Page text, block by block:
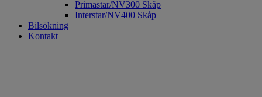
Primastar/NV300 Skåp
Interstar/NV400 Skåp
Bilsökning
Kontakt